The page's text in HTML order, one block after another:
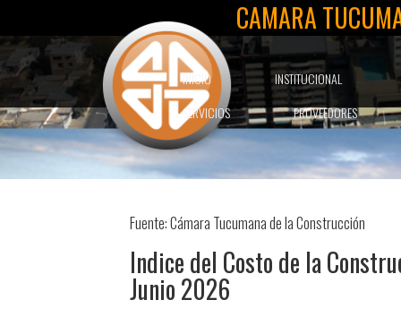
CAMARA
INICIO
INSTITUCIONAL
SERVICIOS
PROVEEDORES
Fuente: Cámara Tucumana de la Construcción
Indice del Costo de la
Junio 2026